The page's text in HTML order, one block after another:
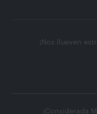
¡Nos llueven
¡Considerada